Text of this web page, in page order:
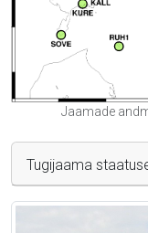
Jaamade
Tugijaama